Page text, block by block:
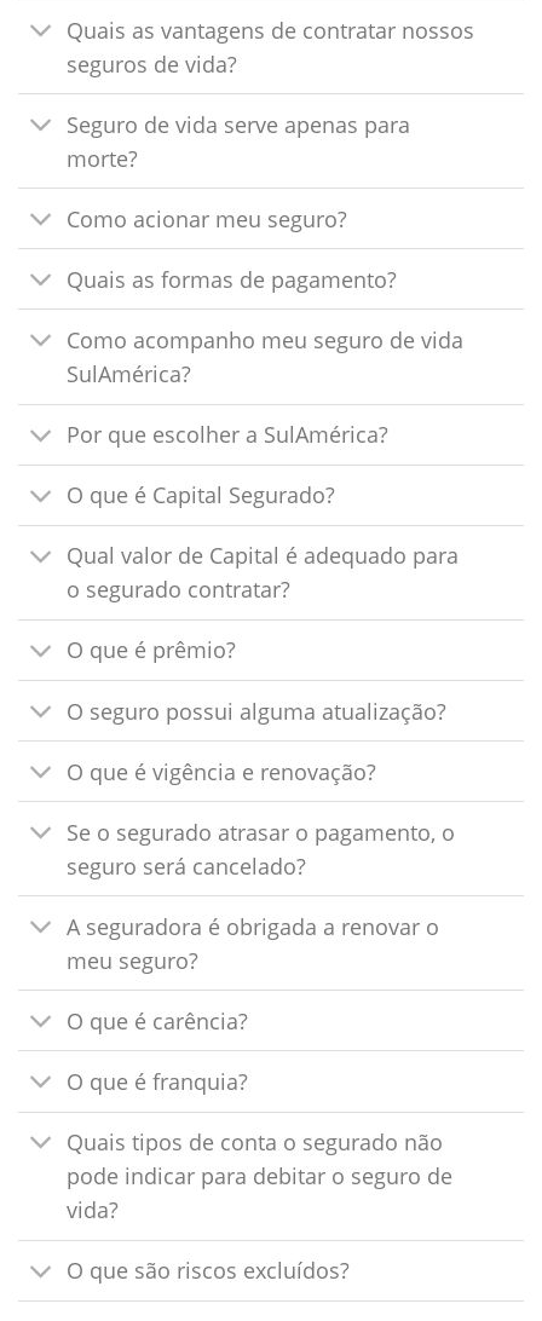
Quais as vantagens de contratar nossos
seguros de vida?
Seguro de vida serve apenas para
morte?
Como acionar meu seguro?
Quais as formas de pagamento?
Como acompanho meu seguro de vida
SulAmérica?
Por que escolher a SulAmérica?
O que é Capital Segurado?
Qual valor de Capital é adequado para
o segurado contratar?
O que é prêmio?
O seguro possui alguma atualização?
O que é vigência e renovação?
Se o segurado atrasar o pagamento, o
seguro será cancelado?
A seguradora é obrigada a renovar o
meu seguro?
O que é carência?
O que é franquia?
Quais tipos de conta o segurado não
pode indicar para debitar o seguro de
vida?
O que são riscos excluídos?